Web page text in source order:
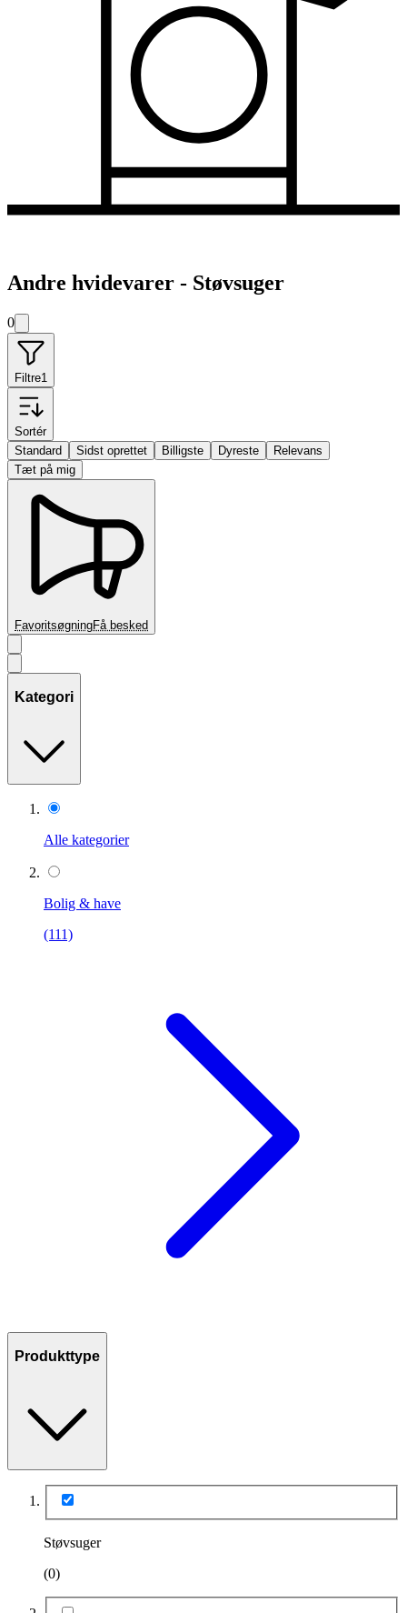
Andre hvidevarer - Støvsuger
0
Filtre1
Sortér
Standard
Sidst oprettet Billigste Dyreste
Relevans
Tæt på mig
FavoritsøgningFå besked
Kategori
Alle kategorier
Bolig & have
(111)
Produkttype
Støvsuger
(0)